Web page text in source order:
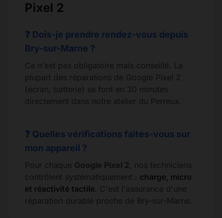
Pixel 2
❓ Dois-je prendre rendez-vous depuis
Bry-sur-Marne ?
Ce n'est pas obligatoire mais conseillé. La
plupart des réparations de Google Pixel 2
(écran, batterie) se font en 30 minutes
directement dans notre atelier du Perreux.
❓ Quelles vérifications faites-vous sur
mon appareil ?
Pour chaque Google Pixel 2, nos techniciens
contrôlent systématiquement : charge, micro
et réactivité tactile. C'est l'assurance d'une
réparation durable proche de Bry-sur-Marne.